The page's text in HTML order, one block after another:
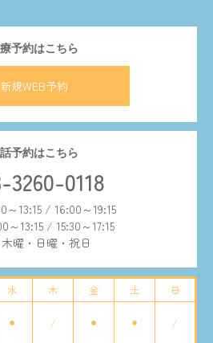
予約はこちら
新規WEB予約
予約はこちら
3260-0118
～13:15 / 16:00～19:15
～13:15 / 15:30～17:15
曜・日曜・祝日
水 木 金 土
日
⚫︎ / ⚫︎ ⚫︎ /